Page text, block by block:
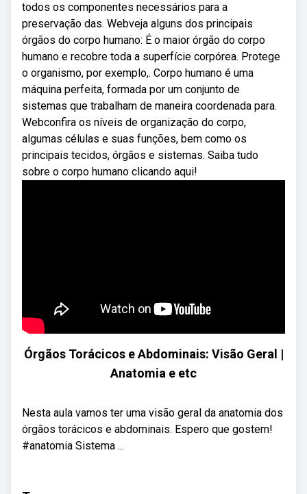
todos os componentes necessários para a
preservação das. Webveja alguns dos principais
órgãos do corpo humano: É o maior órgão do corpo
humano e recobre toda a superfície corpórea. Protege
o organismo, por exemplo,. Corpo humano é uma
máquina perfeita, formada por um conjunto de
sistemas que trabalham de maneira coordenada para.
Webconfira os níveis de organização do corpo,
algumas células e suas funções, bem como os
principais tecidos, órgãos e sistemas. Saiba tudo
sobre o corpo humano clicando aqui!
Órgãos Torácicos e Abdominais: Visão Geral |
Anatomia e etc
Nesta aula vamos ter uma visão geral da anatomia dos
órgãos torácicos e abdominais. Espero que gostem!
#anatomia Sistema ...